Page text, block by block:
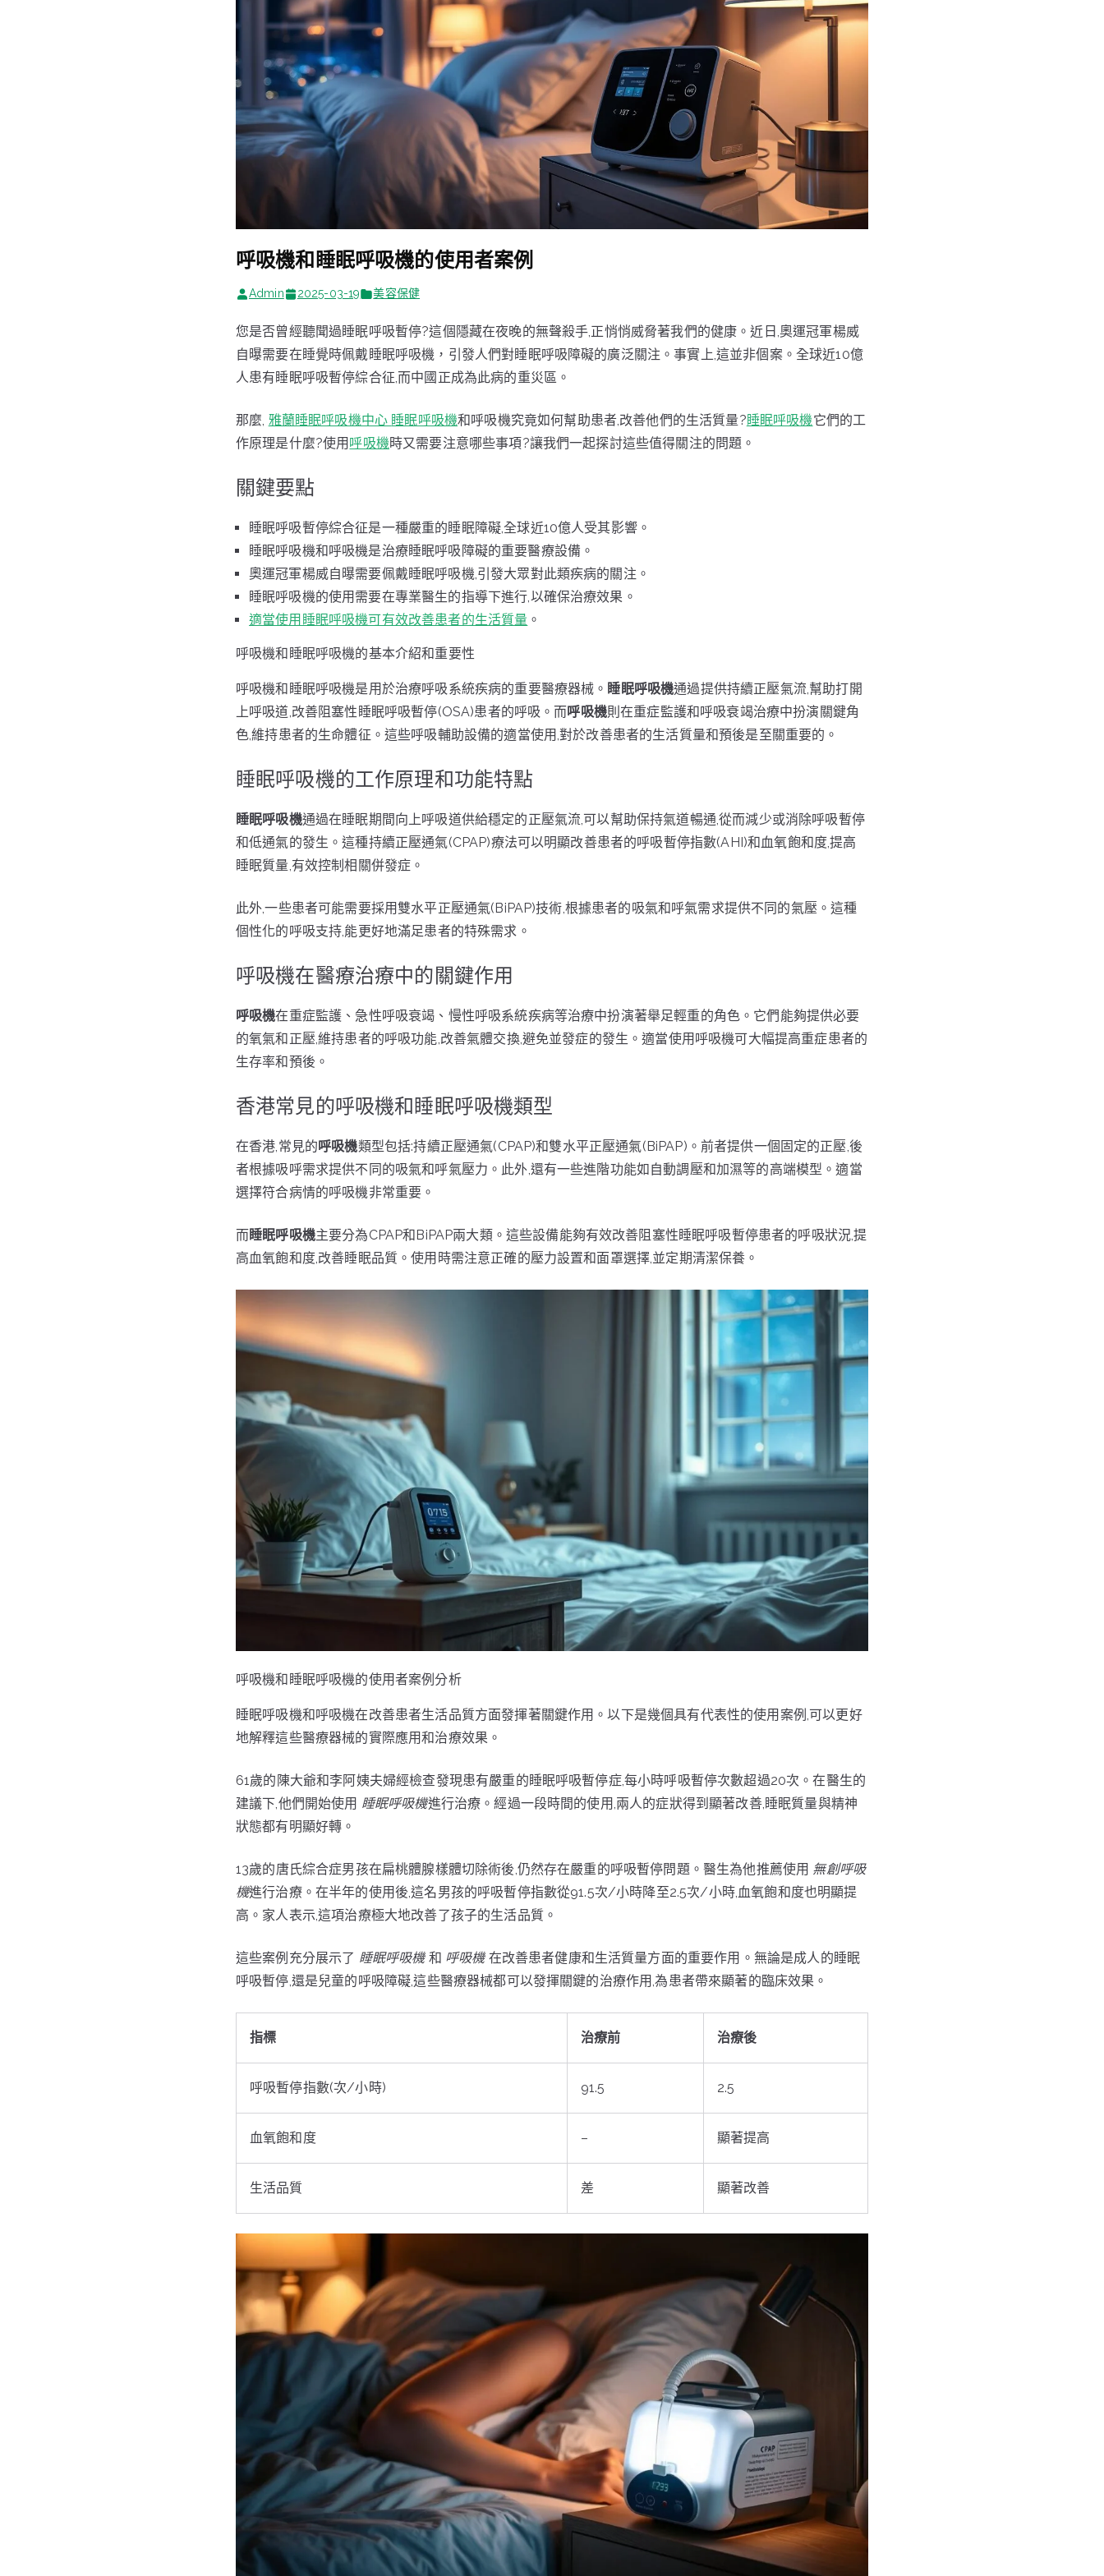
呼吸機和睡眠呼吸機的使用者案例
Admin 2025-03-19 美容保健
您是否曾經聽聞過睡眠呼吸暫停?這個隱藏在夜晚的無聲殺手,正悄悄威脅著我們的健康。近日,奧運冠軍楊威
自曝需要在睡覺時佩戴睡眠呼吸機，引發人們對睡眠呼吸障礙的廣泛關注。事實上,這並非個案。全球近10億
人患有睡眠呼吸暫停綜合征,而中國正成為此病的重災區。
那麼, 雅蘭睡眠呼吸機中心 睡眠呼吸機和呼吸機究竟如何幫助患者,改善他們的生活質量?睡眠呼吸機它們的工
作原理是什麼?使用 呼吸機時又需要注意哪些事項?讓我們一起探討這些值得關注的問題。
關鍵要點
睡眠呼吸暫停綜合征是一種嚴重的睡眠障礙,全球近10億人受其影響。
睡眠呼吸機和呼吸機是治療睡眠呼吸障礙的重要醫療設備。
奧運冠軍楊威自曝需要佩戴睡眠呼吸機,引發大眾對此類疾病的關注。
睡眠呼吸機的使用需要在專業醫生的指導下進行,以確保治療效果。
適當使用睡眠呼吸機可有效改善患者的生活質量 。
呼吸機和睡眠呼吸機的基本介紹和重要性
呼吸機和睡眠呼吸機是用於治療呼吸系統疾病的重要醫療器械。 睡眠呼吸機通過提供持續正壓氣流,幫助打開
上呼吸道,改善阻塞性睡眠呼吸暫停(OSA)患者的呼吸。而呼吸機則在重症監護和呼吸衰竭治療中扮演關鍵角
色,維持患者的生命體征。這些呼吸輔助設備的適當使用,對於改善患者的生活質量和預後是至關重要的。
睡眠呼吸機的工作原理和功能特點
睡眠呼吸機通過在睡眠期間向上呼吸道供給穩定的正壓氣流,可以幫助保持氣道暢通,從而減少或消除呼吸暫停
和低通氣的發生。這種持續正壓通氣(CPAP)療法可以明顯改善患者的呼吸暫停指數(AHI)和血氧飽和度,提高
睡眠質量,有效控制相關併發症。
此外,一些患者可能需要採用雙水平正壓通氣(BiPAP)技術,根據患者的吸氣和呼氣需求提供不同的氣壓。這種
個性化的呼吸支持,能更好地滿足患者的特殊需求。
呼吸機在醫療治療中的關鍵作用
呼吸機在重症監護、急性呼吸衰竭、慢性呼吸系統疾病等治療中扮演著舉足輕重的角色。它們能夠提供必要
的氧氣和正壓,維持患者的呼吸功能,改善氣體交換,避免並發症的發生。適當使用呼吸機可大幅提高重症患者的
生存率和預後。
香港常見的呼吸機和睡眠呼吸機類型
在香港,常見的呼吸機類型包括:持續正壓通氣(CPAP)和雙水平正壓通氣(BiPAP)。前者提供一個固定的正壓,後
者根據吸呼需求提供不同的吸氣和呼氣壓力。此外,還有一些進階功能如自動調壓和加濕等的高端模型。適當
選擇符合病情的呼吸機非常重要。
而睡眠呼吸機主要分為CPAP和BiPAP兩大類。這些設備能夠有效改善阻塞性睡眠呼吸暫停患者的呼吸狀況,提
高血氧飽和度,改善睡眠品質。使用時需注意正確的壓力設置和面罩選擇,並定期清潔保養。
呼吸機和睡眠呼吸機的使用者案例分析
睡眠呼吸機和呼吸機在改善患者生活品質方面發揮著關鍵作用。以下是幾個具有代表性的使用案例,可以更好
地解釋這些醫療器械的實際應用和治療效果。
61歲的陳大爺和李阿姨夫婦經檢查發現患有嚴重的睡眠呼吸暫停症,每小時呼吸暫停次數超過20次。在醫生的
建議下,他們開始使用 睡眠呼吸機進行治療。經過一段時間的使用,兩人的症狀得到顯著改善,睡眠質量與精神
狀態都有明顯好轉。
13歲的唐氏綜合症男孩在扁桃體腺樣體切除術後,仍然存在嚴重的呼吸暫停問題。醫生為他推薦使用 無創呼吸
機進行治療。在半年的使用後,這名男孩的呼吸暫停指數從91.5次/小時降至2.5次/小時,血氧飽和度也明顯提
高。家人表示,這項治療極大地改善了孩子的生活品質。
這些案例充分展示了 睡眠呼吸機和 呼吸機在改善患者健康和生活質量方面的重要作用。無論是成人的睡眠
呼吸暫停,還是兒童的呼吸障礙,這些醫療器械都可以發揮關鍵的治療作用,為患者帶來顯著的臨床效果。
指標 治療前 治療後
呼吸暫停指數(次/小時) 91.5 2.5
血氧飽和度 – 顯著提高
生活品質 差 顯著改善